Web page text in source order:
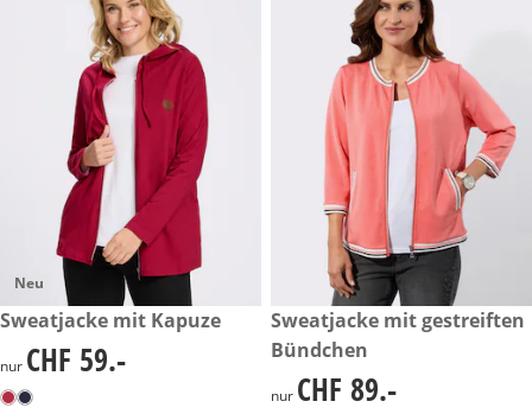
Neu
CHF 59.-
Sweatjacke mit Kapuze
CHF 59.-
nur CHF 59.-
CHF 89.-
Sweatjacke mit gestreiften
Bündchen
CHF 89.-
nur CHF 89.-